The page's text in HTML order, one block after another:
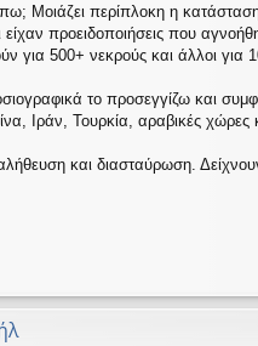
Μοιάζει περίπλοκη η
προειδοποιήσεις που
για 500+ νεκρούς και άλλοι
το προσεγγίζω και
Ιράν, Τουρκία, αραβικές χώρες
και διασταύρωση.